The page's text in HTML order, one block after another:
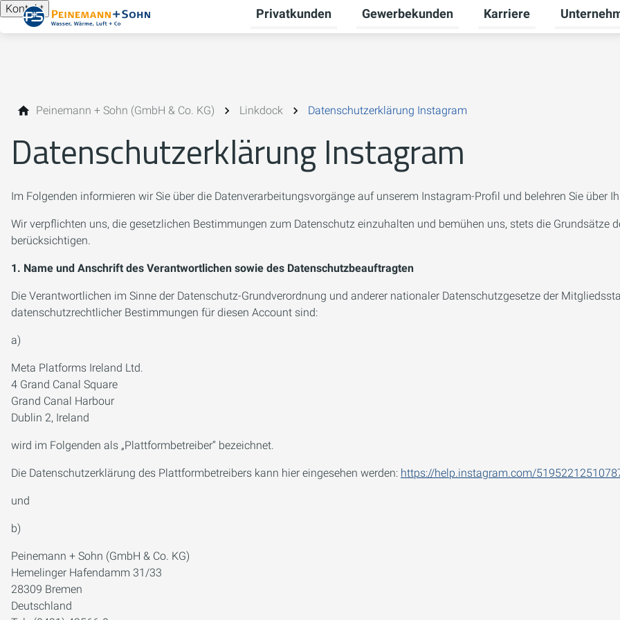
Kontakt Privatkunden
Untermenü für Privatkunden umschalten
Gewerbekunden
Untermenü für
Karriere
Untermenü
Peinemann + Sohn (GmbH & Co. KG) Linkdock Datenschutzerklärung Instagram
Datenschutzerklärung Instagram
Im Folgenden informieren wir Sie über die Datenverarbeitungsvorgänge auf unserem Instagram-Profil und belehren Sie über
Wir verpflichten uns, die gesetzlichen Bestimmungen zum Datenschutz einzuhalten und bemühen uns, stets die Grundsätze
berücksichtigen.
1. Name und Anschrift des Verantwortlichen sowie des Datenschutzbeauftragten
Die Verantwortlichen im Sinne der Datenschutz-Grundverordnung und anderer nationaler Datenschutzgesetze der
datenschutzrechtlicher Bestimmungen für diesen Account sind:
a)
Meta Platforms Ireland Ltd.
4 Grand Canal Square
Grand Canal Harbour
Dublin 2, Ireland
wird im Folgenden als „Plattformbetreiber“ bezeichnet.
Die Datenschutzerklärung des Plattformbetreibers kann hier eingesehen werden: https://help.instagram.com/
und
b)
Peinemann + Sohn (GmbH & Co. KG)
Hemelinger Hafendamm 31/33
28309 Bremen
Deutschland